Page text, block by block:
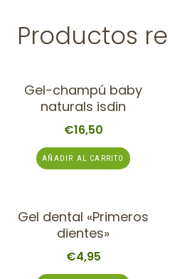
Productos
Gel-champú baby
naturals isdin
€16,50
AÑADIR AL CARRITO
Gel dental «Primeros
dientes»
€4,95